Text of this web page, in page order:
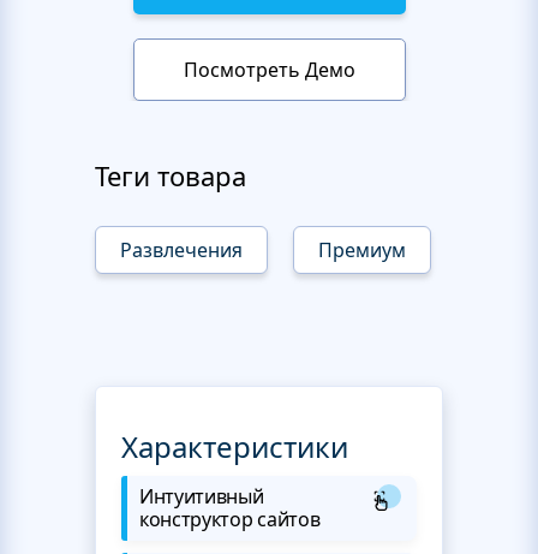
Посмотреть Демо
Теги товара
Развлечения Премиум
Характеристики
Интуитивный
конструктор сайтов